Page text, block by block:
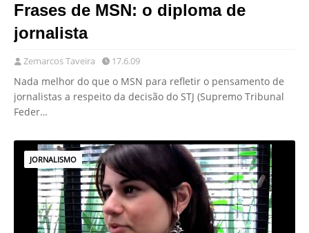
Frases de MSN: o diploma de
jornalista
Zemarcos Taveira 17.6.09
Nada melhor do que o MSN para refletir o pensamento de
jornalistas a respeito da decisão do STJ (Supremo Tribunal
Feder…
JORNALISMO